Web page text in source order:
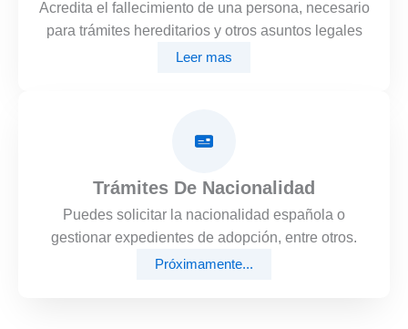
Acredita el fallecimiento de una persona, necesario
para trámites hereditarios y otros asuntos legales
Leer mas
Trámites De Nacionalidad
Puedes solicitar la nacionalidad española o
gestionar expedientes de adopción, entre otros.
Próximamente...